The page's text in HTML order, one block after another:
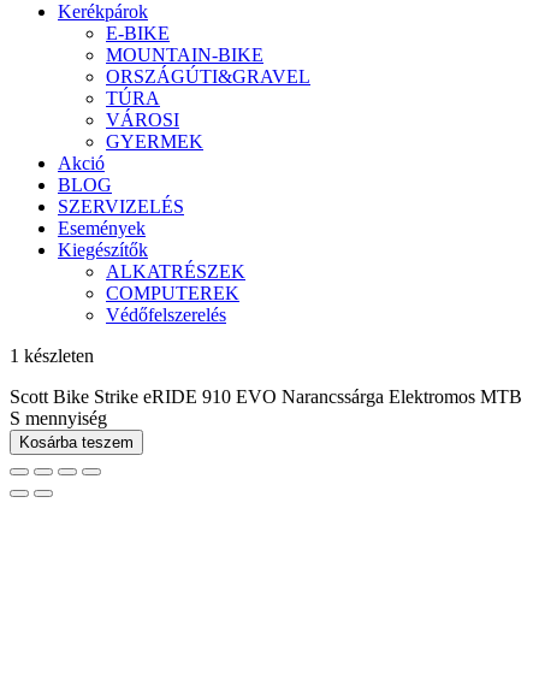
Kerékpárok
E-BIKE
MOUNTAIN-BIKE
ORSZÁGÚTI&GRAVEL
TÚRA
VÁROSI
GYERMEK
Akció
BLOG
SZERVIZELÉS
Események
Kiegészítők
ALKATRÉSZEK
COMPUTEREK
Védőfelszerelés
1 készleten
Scott Bike Strike eRIDE 910 EVO Narancssárga Elektromos MTB
S mennyiség
Kosárba teszem